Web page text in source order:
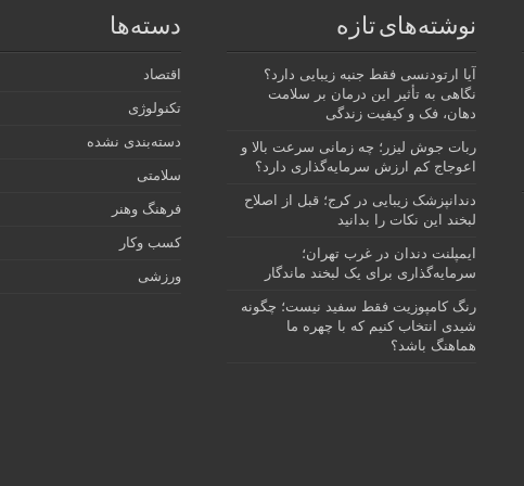
نوشته‌های تازه
آیا ارتودنسی فقط جنبه زیبایی دارد؟
نگاهی به تأثیر این درمان بر سلامت
دهان، فک و کیفیت زندگی
ربات جوش لیزر؛ چه زمانی سرعت بالا و
اعوجاج کم ارزش سرمایه‌گذاری دارد؟
دندانپزشک زیبایی در کرج؛ قبل از اصلاح
لبخند این نکات را بدانید
ایمپلنت دندان در غرب تهران؛
سرمایه‌گذاری برای یک لبخند ماندگار
رنگ کامپوزیت فقط سفید نیست؛ چگونه
شیدی انتخاب کنیم که با چهره ما
هماهنگ باشد؟
دسته‌ها
اقتصاد
تکنولوژی
دسته‌بندی نشده
سلامتی
فرهنگ وهنر
کسب وکار
ورزشی